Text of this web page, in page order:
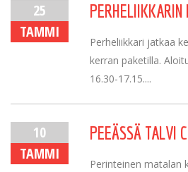
25
TAMMI
Perheliikkari jatkaa
kerran paketilla.
16.30-17.15....
10
TAMMI
PEEÄSSÄ TALVI
Perinteinen matalan